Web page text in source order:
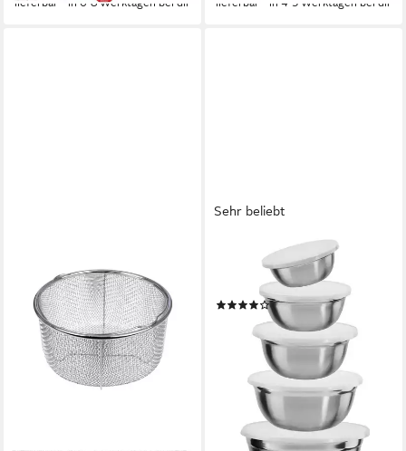
lieferbar - in 6-8 Werktagen bei dir lieferbar - in 4-5 Werktagen bei dir
Sehr beliebt
Schüssel Marie, Edelstahl,
(Set, 10-tlg), mit Deckel
(849)
13,49 € UVP19,99 €
lieferbar - in 2-3 Werktagen bei dir